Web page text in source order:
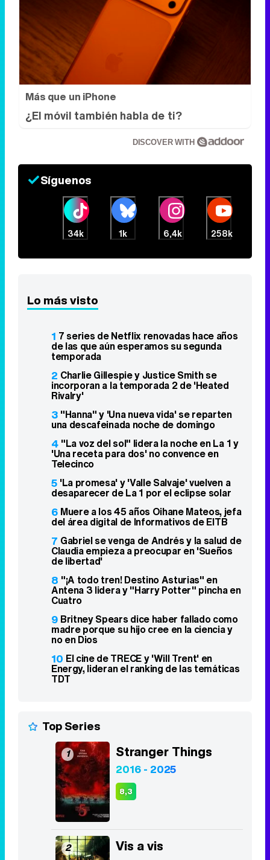
Más que un iPhone
¿El móvil también habla de ti?
DISCOVER WITH
Síguenos
34k 1k 6,4k 258k
Lo más visto
1 7 series de Netflix renovadas hace años
de las que aún esperamos su segunda
temporada
2 Charlie Gillespie y Justice Smith se
incorporan a la temporada 2 de 'Heated
Rivalry'
3 "Hanna" y 'Una nueva vida' se reparten
una descafeinada noche de domingo
4 "La voz del sol" lidera la noche en La 1 y
'Una receta para dos' no convence en
Telecinco
5 'La promesa' y 'Valle Salvaje' vuelven a
desaparecer de La 1 por el eclipse solar
6 Muere a los 45 años Oihane Mateos, jefa
del área digital de Informativos de EITB
7 Gabriel se venga de Andrés y la salud de
Claudia empieza a preocupar en 'Sueños
de libertad'
8 "¡A todo tren! Destino Asturias" en
Antena 3 lidera y "Harry Potter" pincha en
Cuatro
9 Britney Spears dice haber fallado como
madre porque su hijo cree en la ciencia y
no en Dios
10 El cine de TRECE y 'Will Trent' en
Energy, lideran el ranking de las temáticas
TDT
Top Series
1 Stranger Things
2016 - 2025
8,3
2 Vis a vis